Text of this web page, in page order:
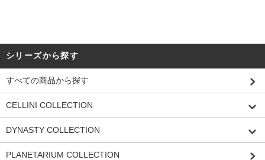
シリーズから探す
すべての商品から探す
CELLINI COLLECTION
DYNASTY COLLECTION
PLANETARIUM COLLECTION